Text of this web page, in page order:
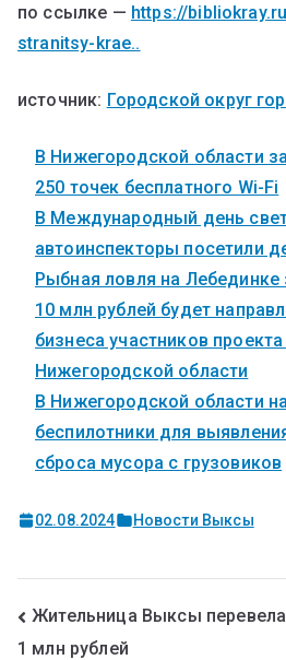
по ссылке — https://
stranitsy-krae..
источник: Городской округ
В Нижегородской области
250 точек бесплатного Wi-Fi
В Международный день
автоинспекторы посетили
Рыбная ловля на Лебединке
10 млн рублей будет
бизнеса участников
Нижегородской области
В Нижегородской области
беспилотники для
сброса мусора с грузовиков
02.08.2024 Новости Выксы
Жительница Выксы
1 млн рублей